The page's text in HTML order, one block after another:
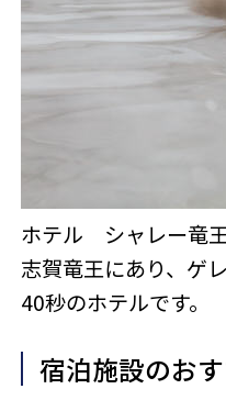
ホテル シャレー竜
志賀竜王にあり、ゲ
40秒のホテルです。
宿泊施設のお